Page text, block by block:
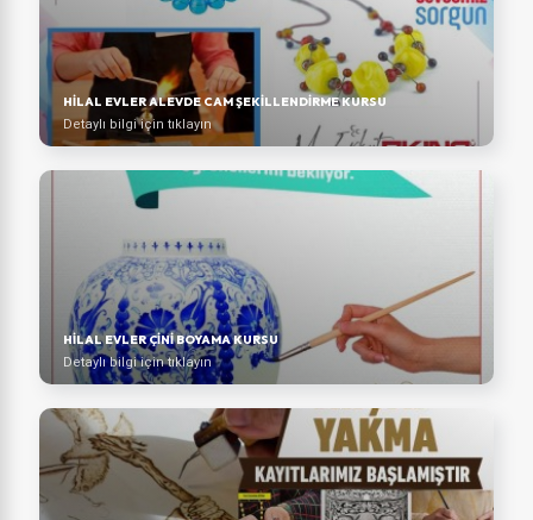
HİLAL EVLER ALEVDE CAM ŞEKİLLENDİRME KURSU
Detaylı bilgi için tıklayın
HİLAL EVLER ÇİNİ BOYAMA KURSU
Detaylı bilgi için tıklayın